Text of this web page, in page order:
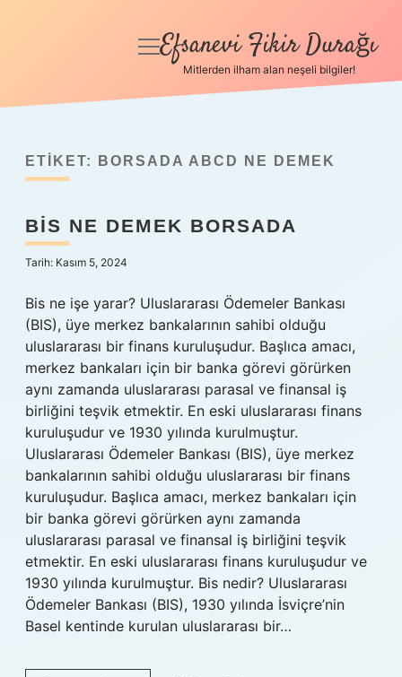
Anasayfa
Yasal Uyarı
Hakkımızda
menüyü
Efsanevi Fikir Durağı
Mitlerden ilham alan neşeli bilgiler!
ETIKET: BORSADA ABCD NE DEMEK
BIS NE DEMEK BORSADA
Tarih: Kasım 5, 2024
Bis ne işe yarar? Uluslararası Ödemeler Bankası
(BIS), üye merkez bankalarının sahibi olduğu
uluslararası bir finans kuruluşudur. Başlıca amacı,
merkez bankaları için bir banka görevi görürken
aynı zamanda uluslararası parasal ve finansal iş
birliğini teşvik etmektir. En eski uluslararası finans
kuruluşudur ve 1930 yılında kurulmuştur.
Uluslararası Ödemeler Bankası (BIS), üye merkez
bankalarının sahibi olduğu uluslararası bir finans
kuruluşudur. Başlıca amacı, merkez bankaları için
bir banka görevi görürken aynı zamanda
uluslararası parasal ve finansal iş birliğini teşvik
etmektir. En eski uluslararası finans kuruluşudur ve
1930 yılında kurulmuştur. Bis nedir? Uluslararası
Ödemeler Bankası (BIS), 1930 yılında İsviçre’nin
Basel kentinde kurulan uluslararası bir…